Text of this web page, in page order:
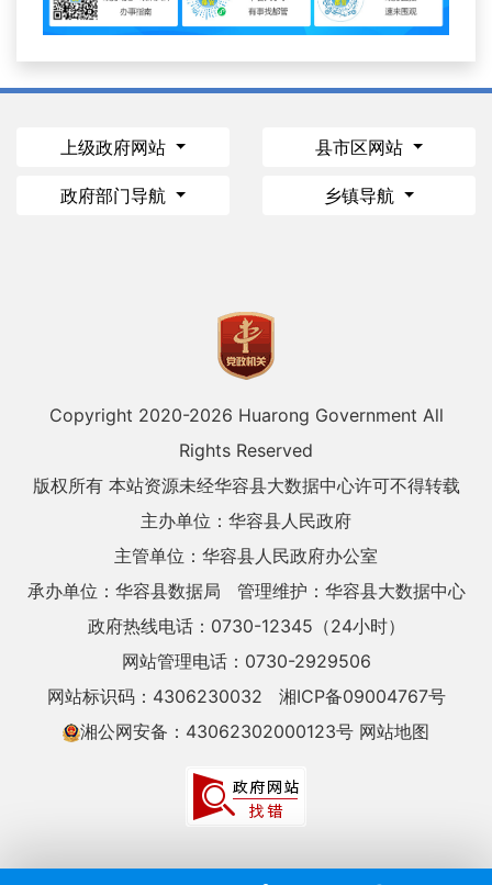
上级政府网站 县市区网站
政府部门导航 乡镇导航
Copyright 2020-2026 Huarong Government All
Rights Reserved
版权所有 本站资源未经华容县大数据中心许可不得转载
主办单位：华容县人民政府
主管单位：华容县人民政府办公室
承办单位：华容县数据局
管理维护：华容县大数据中心
政府热线电话：0730-12345（24小时）
网站管理电话：0730-2929506
网站标识码：4306230032
湘ICP备09004767号
湘公网安备：43062302000123号 网站地图